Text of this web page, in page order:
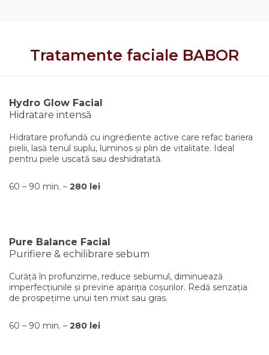
Tratamente faciale BABOR
Hydro Glow Facial
Hidratare intensă
Hidratare profundă cu ingrediente active care refac bariera
pielii, lasă tenul suplu, luminos și plin de vitalitate. Ideal
pentru piele uscată sau deshidratată.
60 – 90 min. – 280 lei
Pure Balance Facial
Purifiere & echilibrare sebum
Curăță în profunzime, reduce sebumul, diminuează
imperfecțiunile și previne apariția coșurilor. Redă senzația
de prospețime unui ten mixt sau gras.
60 – 90 min. – 280 lei